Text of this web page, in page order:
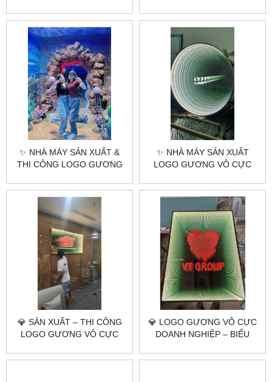
CITYBUILDING HÀ NỘI –
TPHCM
CITYBUILDING – ĐẲNG CẤP
✨ NHÀ MÁY SẢN XUẤT &
THI CÔNG LOGO GƯƠNG
CITYBUILDING – GIÁ GỐC
TẠI XƯỞNG
✨ NHÀ MÁY SẢN XUẤT
LOGO GƯƠNG VÔ CỰC
CITYBUILDING – ĐẲNG CẤP
& KHÁC BIỆT
💎 SẢN XUẤT – THI CÔNG
LOGO GƯƠNG VÔ CỰC
CITYBUILDING HÀ NỘI –
💎 LOGO GƯƠNG VÔ CỰC
DOANH NGHIỆP – BIỂU
THƯƠNG HIỆU |